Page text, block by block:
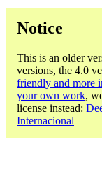
Notice
This is an older
versions, the 4.0
friendly and more
your own work,
license instead:
Internacional